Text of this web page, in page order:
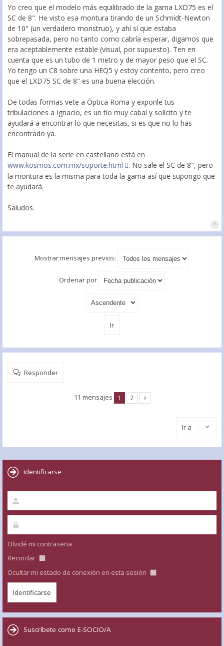
Yo creo que el modelo más equilibrado de la gama LXD75 es el
SC de 8". He visto esa montura tirando de un Schmidt-Newton
de 10" (un verdadero monstruo), y ahí sí que estaba
sobrepasada, pero no tanto como cabría esperar, digamos que
era aceptablemente estable (visual, por supuesto). Ten en
cuenta que es un tubo de 1 metro y de mayor peso que el SC.
Yo tengo un C8 sobre una HEQ5 y estoy contento, pero creo
que el LXD75 SC de 8" es una buena elección.
De todas formas vete a Óptica Roma y exponle tus
tribulaciones a Ignacio, es un tío muy cabal y solícito y te
ayudará a encontrar lo que necesitas, si es que no lo has
encontrado ya.
El manual de la serie en castellano está en
www.kosmos.com.mx/soporte.html
. No sale el SC de 8", pero
la montura es la misma para toda la gama así que supongo que
te ayudará.
Saludos.
Mostrar mensajes previos:
Ordenar por
Responder
11 mensajes 1 2
Ir a
Identificarse
Olvidé mi contraseña
Recordar
Ocultar mi estado de conexión en esta sesión
Suscríbete como E-SOCIO/A